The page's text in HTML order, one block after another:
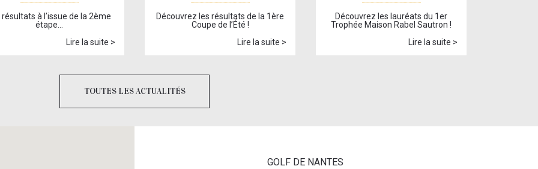
résultats à l’issue de la 2ème
étape…
Lire la suite >
Découvrez les résultats de la 1ère
Coupe de l’Été !
Lire la suite >
Découvrez les lauréats du 1er
Trophée Maison Rabel Sautron !
Lire la suite >
TOUTES LES ACTUALITÉS
GOLF DE NANTES